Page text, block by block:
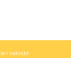
saklıdır.